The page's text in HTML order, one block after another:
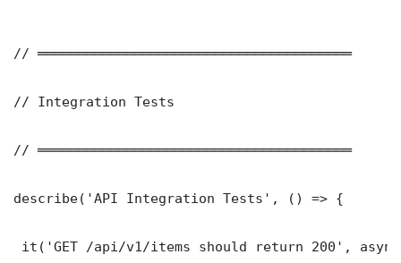
// ═══════════════════════════════════════
// Integration Tests
// ═══════════════════════════════════════
describe('API Integration Tests', () => {
it('GET /api/v1/items should return 200',